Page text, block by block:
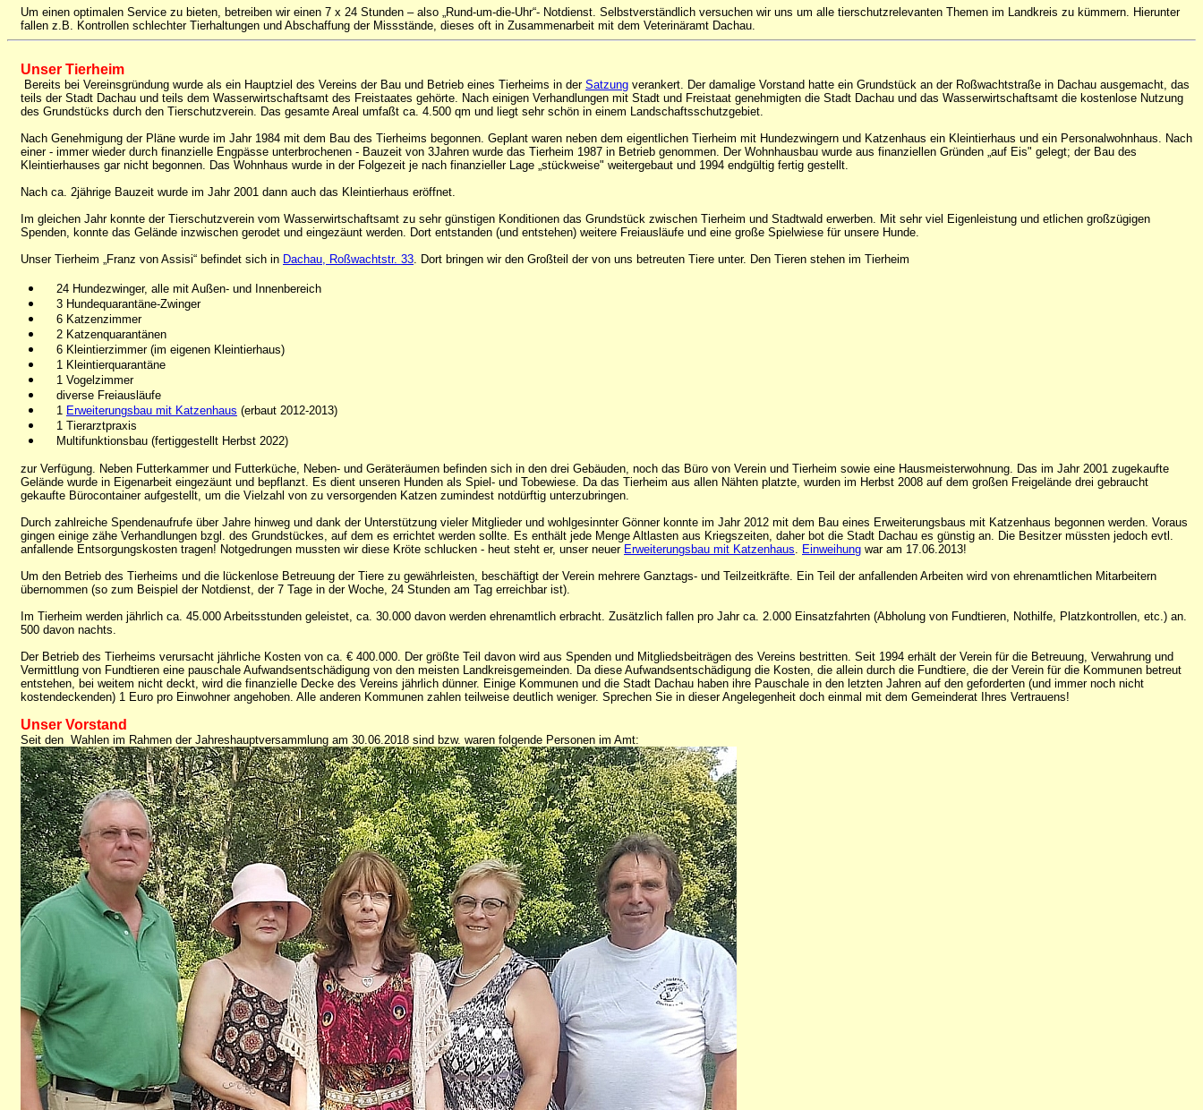
Um einen optimalen Service zu bieten, betreiben wir einen 7 x 24 Stunden – also „Rund-um-die-Uhr“- Notdienst. Selbstverständlich versuchen wir uns um alle tierschutzrelevanten Themen im Landkreis zu kümmern. Hierunter
fallen z.B. Kontrollen schlechter Tierhaltungen und Abschaffung der Missstände, dieses oft in Zusammenarbeit mit dem Veterinäramt Dachau.
Unser Tierheim
Bereits bei Vereinsgründung wurde als ein Hauptziel des Vereins der Bau und Betrieb eines Tierheims in der Satzung verankert. Der damalige Vorstand hatte ein Grundstück an der Roßwachtstraße in Dachau ausgemacht, das
teils der Stadt Dachau und teils dem Wasserwirtschaftsamt des Freistaates gehörte. Nach einigen Verhandlungen mit Stadt und Freistaat genehmigten die Stadt Dachau und das Wasserwirtschaftsamt die kostenlose Nutzung
des Grundstücks durch den Tierschutzverein. Das gesamte Areal umfaßt ca. 4.500 qm und liegt sehr schön in einem Landschaftsschutzgebiet.
Nach Genehmigung der Pläne wurde im Jahr 1984 mit dem Bau des Tierheims begonnen. Geplant waren neben dem eigentlichen Tierheim mit Hundezwingern und Katzenhaus ein Kleintierhaus und ein Personalwohnhaus. Nach
einer - immer wieder durch finanzielle Engpässe unterbrochenen - Bauzeit von 3Jahren wurde das Tierheim 1987 in Betrieb genommen. Der Wohnhausbau wurde aus finanziellen Gründen „auf Eis" gelegt; der Bau des
Kleintierhauses gar nicht begonnen. Das Wohnhaus wurde in der Folgezeit je nach finanzieller Lage „stückweise" weitergebaut und 1994 endgültig fertig gestellt.
Nach ca. 2jährige Bauzeit wurde im Jahr 2001 dann auch das Kleintierhaus eröffnet.
Im gleichen Jahr konnte der Tierschutzverein vom Wasserwirtschaftsamt zu sehr günstigen Konditionen das Grundstück zwischen Tierheim und Stadtwald erwerben. Mit sehr viel Eigenleistung und etlichen großzügigen
Spenden, konnte das Gelände inzwischen gerodet und eingezäunt werden. Dort entstanden (und entstehen) weitere Freiausläufe und eine große Spielwiese für unsere Hunde.
Unser Tierheim „Franz von Assisi“ befindet sich in Dachau, Roßwachtstr. 33. Dort bringen wir den Großteil der von uns betreuten Tiere unter. Den Tieren stehen im Tierheim
24 Hundezwinger, alle mit Außen- und Innenbereich
3 Hundequarantäne-Zwinger
6 Katzenzimmer
2 Katzenquarantänen
6 Kleintierzimmer (im eigenen Kleintierhaus)
1 Kleintierquarantäne
1 Vogelzimmer
diverse Freiausläufe
1 Erweiterungsbau mit Katzenhaus (erbaut 2012-2013)
1 Tierarztpraxis
Multifunktionsbau (fertiggestellt Herbst 2022)
zur Verfügung. Neben Futterkammer und Futterküche, Neben- und Geräteräumen befinden sich in den drei Gebäuden, noch das Büro von Verein und Tierheim sowie eine Hausmeisterwohnung. Das im Jahr 2001 zugekaufte
Gelände wurde in Eigenarbeit eingezäunt und bepflanzt. Es dient unseren Hunden als Spiel- und Tobewiese. Da das Tierheim aus allen Nähten platzte, wurden im Herbst 2008 auf dem großen Freigelände drei gebraucht
gekaufte Bürocontainer aufgestellt, um die Vielzahl von zu versorgenden Katzen zumindest notdürftig unterzubringen.
Durch zahlreiche Spendenaufrufe über Jahre hinweg und dank der Unterstützung vieler Mitglieder und wohlgesinnter Gönner konnte im Jahr 2012 mit dem Bau eines Erweiterungsbaus mit Katzenhaus begonnen werden. Voraus
gingen einige zähe Verhandlungen bzgl. des Grundstückes, auf dem es errichtet werden sollte. Es enthält jede Menge Altlasten aus Kriegszeiten, daher bot die Stadt Dachau es günstig an. Die Besitzer müssten jedoch evtl.
anfallende Entsorgungskosten tragen! Notgedrungen mussten wir diese Kröte schlucken - heut steht er, unser neuer Erweiterungsbau mit Katzenhaus. Einweihung war am 17.06.2013!
Um den Betrieb des Tierheims und die lückenlose Betreuung der Tiere zu gewährleisten, beschäftigt der Verein mehrere Ganztags- und Teilzeitkräfte. Ein Teil der anfallenden Arbeiten wird von ehrenamtlichen Mitarbeitern
übernommen (so zum Beispiel der Notdienst, der 7 Tage in der Woche, 24 Stunden am Tag erreichbar ist).
Im Tierheim werden jährlich ca. 45.000 Arbeitsstunden geleistet, ca. 30.000 davon werden ehrenamtlich erbracht. Zusätzlich fallen pro Jahr ca. 2.000 Einsatzfahrten (Abholung von Fundtieren, Nothilfe, Platzkontrollen, etc.) an.
500 davon nachts.
Der Betrieb des Tierheims verursacht jährliche Kosten von ca. € 400.000. Der größte Teil davon wird aus Spenden und Mitgliedsbeiträgen des Vereins bestritten. Seit 1994 erhält der Verein für die Betreuung, Verwahrung und
Vermittlung von Fundtieren eine pauschale Aufwandsentschädigung von den meisten Landkreisgemeinden. Da diese Aufwandsentschädigung die Kosten, die allein durch die Fundtiere, die der Verein für die Kommunen betreut
entstehen, bei weitem nicht deckt, wird die finanzielle Decke des Vereins jährlich dünner. Einige Kommunen und die Stadt Dachau haben ihre Pauschale in den letzten Jahren auf den geforderten (und immer noch nicht
kostendeckenden) 1 Euro pro Einwohner angehoben. Alle anderen Kommunen zahlen teilweise deutlich weniger. Sprechen Sie in dieser Angelegenheit doch einmal mit dem Gemeinderat Ihres Vertrauens!
Unser Vorstand
Seit den Wahlen im Rahmen der Jahreshauptversammlung am 30.06.2018 sind bzw. waren folgende Personen im Amt: